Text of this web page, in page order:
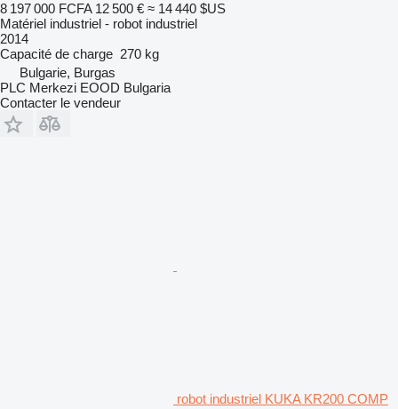
8 197 000 FCFA 12 500 € ≈ 14 440 $US
Matériel industriel - robot industriel
2014
Capacité de charge 270 kg
Bulgarie, Burgas
PLC Merkezi EOOD Bulgaria
Contacter le vendeur
robot industriel KUKA KR200 COMP